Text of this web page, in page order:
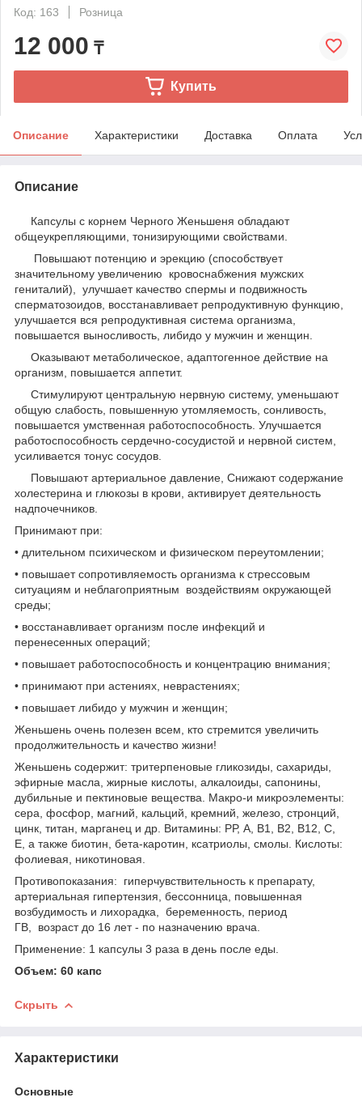
Код: 163
Розница
12 000 ₸
Купить
Описание Характеристики Доставка Оплата
Описание
Капсулы с корнем Черного Женьшеня обладают
общеукрепляющими, тонизирующими свойствами.
Повышают потенцию и эрекцию (способствует
значительному увеличению кровоснабжения мужских
гениталий), улучшает качество спермы и подвижность
сперматозоидов, восстанавливает репродуктивную функцию,
улучшается вся репродуктивная система организма,
повышается выносливость, либидо у мужчин и женщин.
Оказывают метаболическое, адаптогенное действие на
организм, повышается аппетит.
Стимулируют центральную нервную систему, уменьшают
общую слабость, повышенную утомляемость, сонливость,
повышается умственная работоспособность. Улучшается
работоспособность сердечно-сосудистой и нервной систем,
усиливается тонус сосудов.
Повышают артериальное давление, Снижают содержание
холестерина и глюкозы в крови, активирует деятельность
надпочечников.
Принимают при:
• длительном психическом и физическом переутомлении;
• повышает сопротивляемость организма к стрессовым
ситуациям и неблагоприятным воздействиям окружающей
среды;
• восстанавливает организм после инфекций и
перенесенных операций;
• повышает работоспособность и концентрацию внимания;
• принимают при астениях, неврастениях;
• повышает либидо у мужчин и женщин;
Женьшень очень полезен всем, кто стремится увеличить
продолжительность и качество жизни!
Женьшень содержит: тритерпеновые гликозиды, сахариды,
эфирные масла, жирные кислоты, алкалоиды, сапонины,
дубильные и пектиновые вещества. Макро-и микроэлементы:
сера, фосфор, магний, кальций, кремний, железо, стронций,
цинк, титан, марганец и др. Витамины: РР, А, В1, В2, В12, С,
Е, а также биотин, бета-каротин, ксатриолы, смолы. Кислоты:
фолиевая, никотиновая.
Противопоказания: гиперчувствительность к препарату,
артериальная гипертензия, бессонница, повышенная
возбудимость и лихорадка, беременность, период
ГВ, возраст до 16 лет - по назначению врача.
Применение: 1 капсулы 3 раза в день после еды.
Объем: 60 капс
Скрыть
Характеристики
Основные